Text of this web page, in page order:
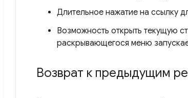
Длительное нажатие на ссылку
Возможность открыть текущую
раскрывающегося меню
Возврат к предыдущим